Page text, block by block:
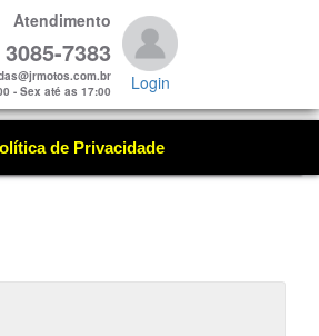
Atendimento
7383
- Sex até as 17:00
Login
de Privacidade